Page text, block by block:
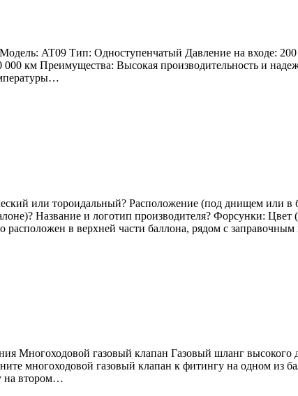
AT09 Тип: Одноступенчатый Давление на входе:
км Преимущества: Высокая производительность и
или тороидальный? Расположение (под днищем или
Название и логотип производителя? Форсунки:
расположен в верхней части баллона, рядом с
Многоходовой газовый клапан Газовый шланг
многоходовой газовый клапан к фитингу на одном из
на втором…